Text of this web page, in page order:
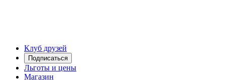
Клуб друзей
Подписаться
Льготы и цены
Магазин